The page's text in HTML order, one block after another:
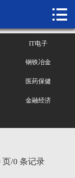
于博纳
市场研究
理咨询
业报告
闻资讯

IT电子
钢铁冶金
医药保健
金融经济
页/0 条记录